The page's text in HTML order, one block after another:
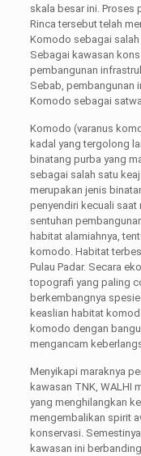
skala besar ini. Proses
Rinca tersebut telah
Komodo sebagai
Sebagai kawasan
pembangunan
Sebab, pembangunan
Komodo sebagai
Komodo (varanus
kadal yang tergolong
binatang purba yang
sebagai salah satu
merupakan jenis
penyendiri kecuali saat
sentuhan
habitat alamiahnya,
komodo. Habitat
Pulau Padar. Secara
topografi yang paling
berkembangnya
keaslian habitat
komodo dengan
mengancam
Menyikapi maraknya
kawasan TNK, WALHI
yang menghilangkan
mengembalikan spirit
konservasi.
kawasan ini